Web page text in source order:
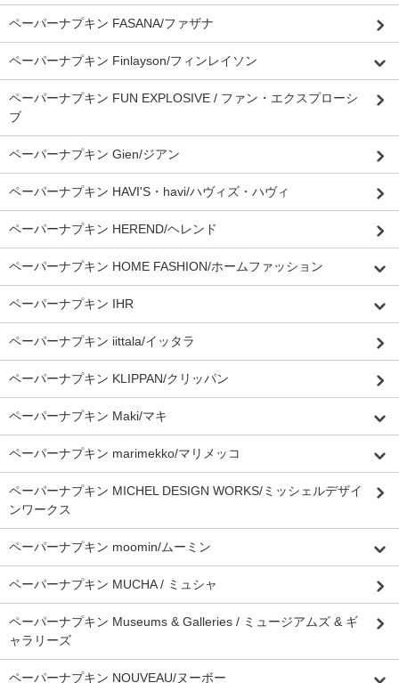
ペーパーナプキン FASANA/ファザナ
ペーパーナプキン Finlayson/フィンレイソン
ペーパーナプキン FUN EXPLOSIVE / ファン・エクスプローシ
ブ
ペーパーナプキン Gien/ジアン
ペーパーナプキン HAVI'S・havi/ハヴィズ・ハヴィ
ペーパーナプキン HEREND/ヘレンド
ペーパーナプキン HOME FASHION/ホームファッション
ペーパーナプキン IHR
ペーパーナプキン iittala/イッタラ
ペーパーナプキン KLIPPAN/クリッパン
ペーパーナプキン Maki/マキ
ペーパーナプキン marimekko/マリメッコ
ペーパーナプキン MICHEL DESIGN WORKS/ミッシェルデザイ
ンワークス
ペーパーナプキン moomin/ムーミン
ペーパーナプキン MUCHA / ミュシャ
ペーパーナプキン Museums & Galleries / ミュージアムズ & ギ
ャラリーズ
ペーパーナプキン NOUVEAU/ヌーボー